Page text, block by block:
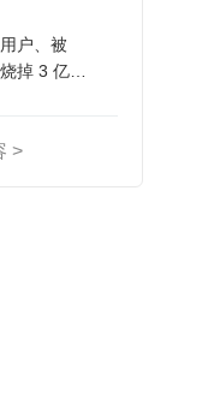
户、被
掉 3 亿
>